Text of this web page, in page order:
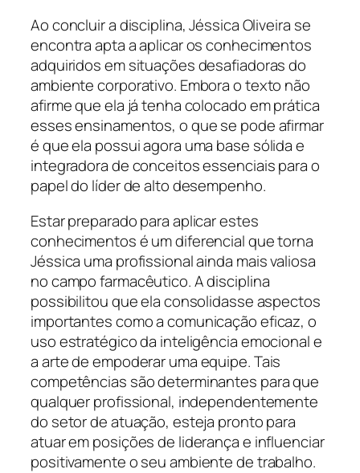
Ao concluir a disciplina, Jéssica Oliveira se
encontra apta a aplicar os conhecimentos
adquiridos em situações desafiadoras do
ambiente corporativo. Embora o texto não
afirme que ela já tenha colocado em prática
esses ensinamentos, o que se pode afirmar
é que ela possui agora uma base sólida e
integradora de conceitos essenciais para o
papel do líder de alto desempenho.
Estar preparado para aplicar estes
conhecimentos é um diferencial que torna
Jéssica uma profissional ainda mais valiosa
no campo farmacêutico. A disciplina
possibilitou que ela consolidasse aspectos
importantes como a comunicação eficaz, o
uso estratégico da inteligência emocional e
a arte de empoderar uma equipe. Tais
competências são determinantes para que
qualquer profissional, independentemente
do setor de atuação, esteja pronto para
atuar em posições de liderança e influenciar
positivamente o seu ambiente de trabalho.